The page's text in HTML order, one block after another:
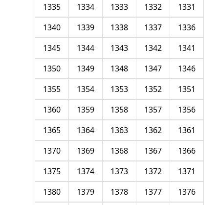
1331
1332
1333
1334
1335
1336
1337
1338
1339
1340
1341
1342
1343
1344
1345
1346
1347
1348
1349
1350
1351
1352
1353
1354
1355
1356
1357
1358
1359
1360
1361
1362
1363
1364
1365
1366
1367
1368
1369
1370
1371
1372
1373
1374
1375
1376
1377
1378
1379
1380